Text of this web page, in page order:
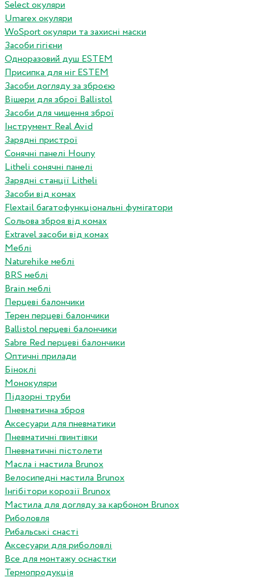
Select окуляри
Umarex окуляри
WoSport окуляри та захисні маски
Засоби гігієни
Одноразовий душ ESTEM
Присипка для ніг ESTEM
Засоби догляду за зброєю
Вішери для зброї Ballistol
Засоби для чищення зброї
Інструмент Real Avid
Зарядні пристрої
Сонячні панелі Houny
Litheli сонячні панелі
Зарядні станції Litheli
Засоби від комах
Flextail багатофункціональні фумігатори
Сольова зброя від комах
Extravel засоби від комах
Меблі
Naturehike меблі
BRS меблі
Brain меблі
Перцеві балончики
Терен перцеві балончики
Ballistol перцеві балончики
Sabre Red перцеві балончики
Оптичні прилади
Біноклі
Монокуляри
Підзорні труби
Пневматична зброя
Аксесуари для пневматики
Пневматичні гвинтівки
Пневматичні пістолети
Масла і мастила Brunox
Велосипедні мастила Brunox
Інгібітори корозії Brunox
Мастила для догляду за карбоном Brunox
Риболовля
Рибальські снасті
Аксесуари для риболовлі
Все для монтажу оснастки
Термопродукція